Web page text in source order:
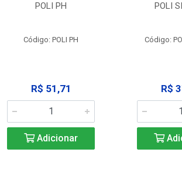
POLI PH
Código: POLI PH
R$ 51,71
Adicionar
POLI
Código:
R$